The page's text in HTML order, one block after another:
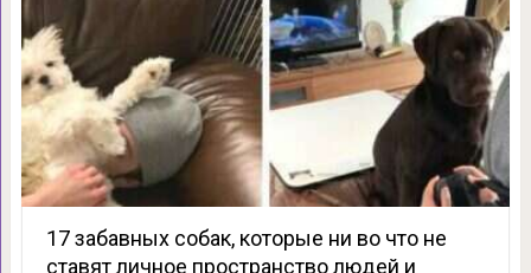
17 забавных собак, которые ни во что не
ставят личное пространство людей и